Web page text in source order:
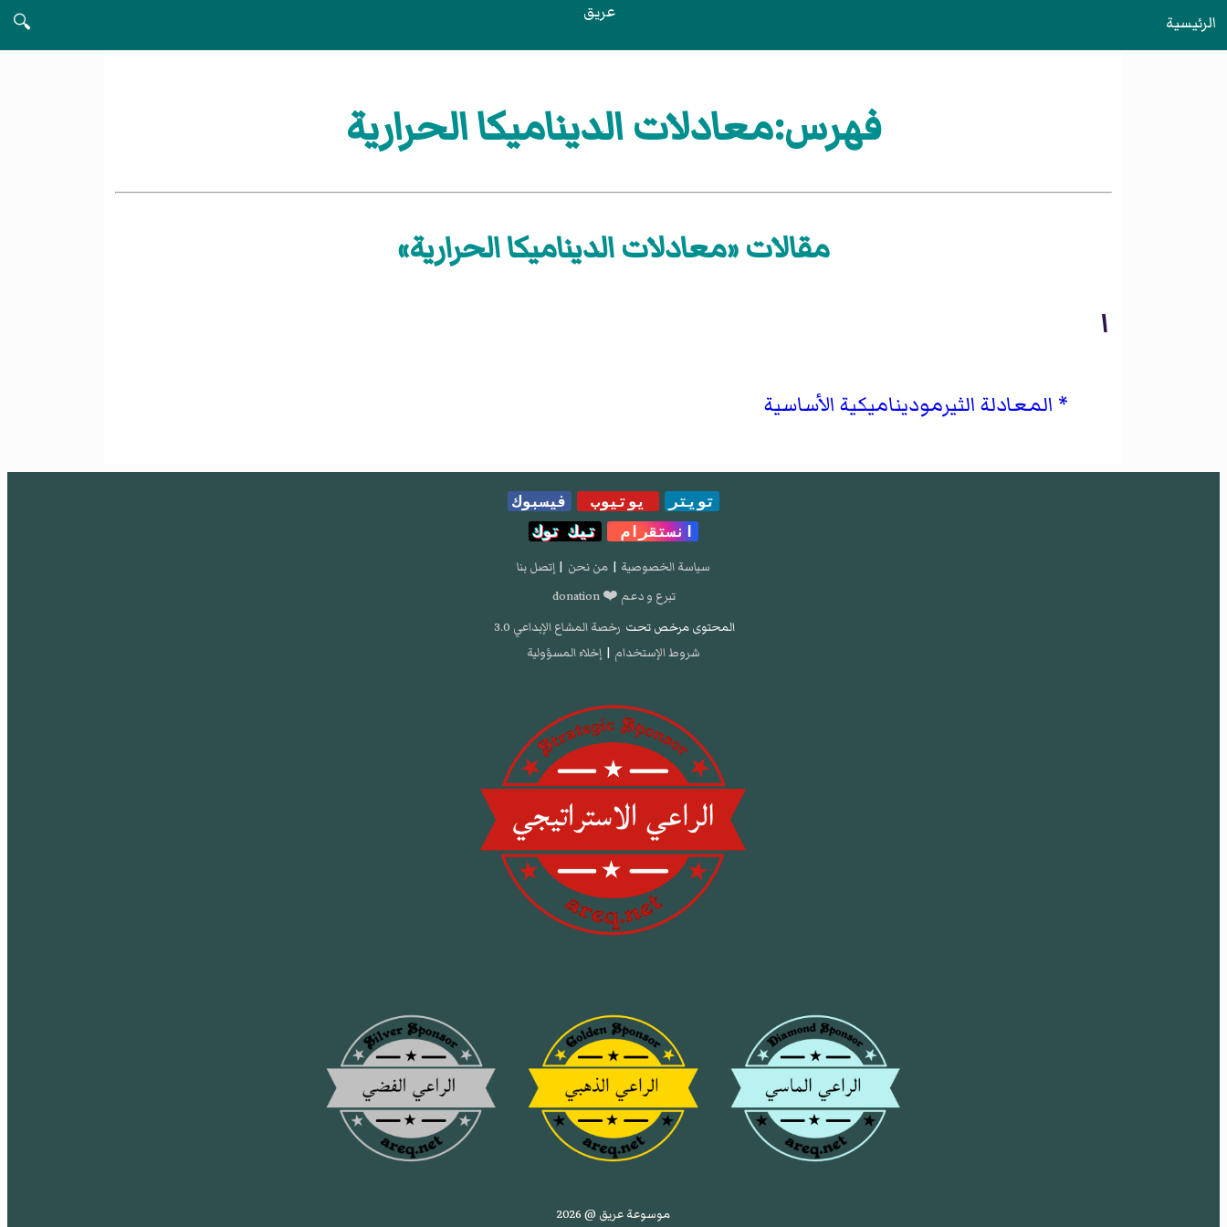
الرئيسية عريق
🔍
فهرس:معادلات الديناميكا الحرارية
مقالات «معادلات الديناميكا الحرارية»
ا
المعادلة الثيرموديناميكية الأساسية
تويتر يوتيوب
فيسبوك
انستقرام
تيك توك
سياسة الخصوصية | من نحن | إتصل بنا
تبرع و دعم ❤️ donation
المحتوى مرخص تحت رخصة المشاع الإبداعي 3.0
شروط الإستخدام | إخلاء المسؤولية
موسوعة عريق @ 2026